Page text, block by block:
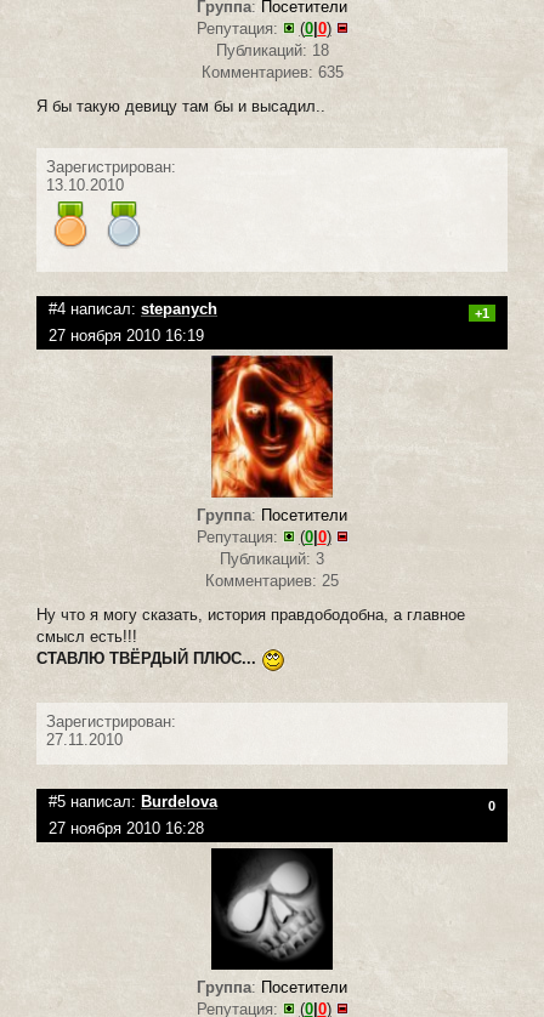
Группа: Посетители
Репутация:
(0|0)
Публикаций: 18
Комментариев: 635
Я бы такую девицу там бы и высадил..
Зарегистрирован:
13.10.2010
#4 написал: stepanych +1
27 ноября 2010 16:19
Группа: Посетители
Репутация:
(0| 0)
Публикаций: 3
Комментариев: 25
Ну что я могу сказать, история правдободобна, а главное
смысл есть!!!
СТАВЛЮ ТВЁРДЫЙ ПЛЮС...
Зарегистрирован:
27.11.2010
#5 написал: Burdelova 0
27 ноября 2010 16:28
Группа: Посетители
Репутация:
(0| 0)